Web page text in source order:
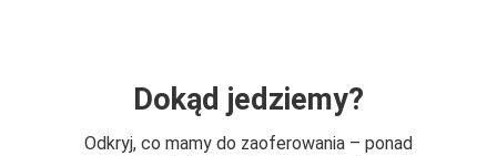
Dokąd jedziemy?
Odkryj, co mamy do zaoferowania – ponad